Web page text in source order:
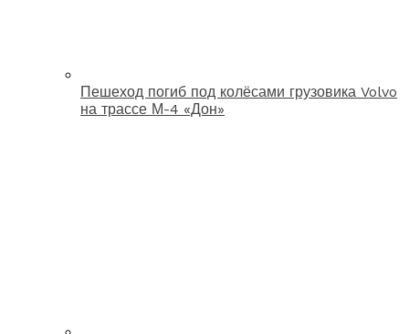
Пешеход погиб под колёсами грузовика Volvo
на трассе М-4 «Дон»